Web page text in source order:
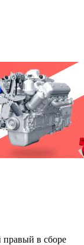
правый в сборе